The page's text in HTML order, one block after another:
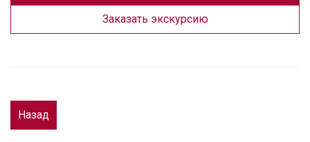
Заказать экскурсию
Назад